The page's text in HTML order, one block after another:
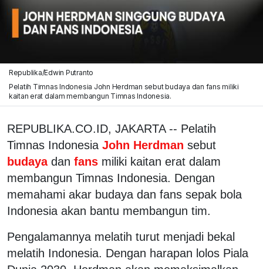
Republika/Edwin Putranto
Pelatih Timnas Indonesia John Herdman sebut budaya dan fans miliki
kaitan erat dalam membangun Timnas Indonesia.
REPUBLIKA.CO.ID, JAKARTA -- Pelatih
Timnas Indonesia John Herdman sebut
budaya dan fans miliki kaitan erat dalam
membangun Timnas Indonesia. Dengan
memahami akar budaya dan fans sepak bola
Indonesia akan bantu membangun tim.
Pengalamannya melatih turut menjadi bekal
melatih Indonesia. Dengan harapan lolos Piala